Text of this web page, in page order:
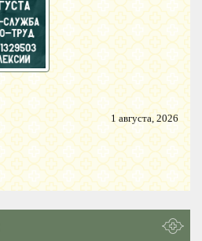
1 августа, 2026